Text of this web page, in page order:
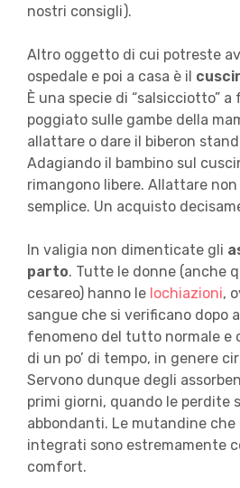
nostri consigli).
Altro oggetto di cui potreste
ospedale e poi a casa è il
È una specie di “salsicciotto” a
poggiato sulle gambe della
allattare o dare il biberon
Adagiando il bambino sul
rimangono libere. Allattare
semplice. Un acquisto
In valigia non dimenticate gli
parto. Tutte le donne (anche
cesareo) hanno le lochiazioni,
sangue che si verificano dopo
fenomeno del tutto normale e
di un po’ di tempo, in genere
Servono dunque degli
primi giorni, quando le perdite
abbondanti. Le mutandine che
integrati sono estremamente
comfort.